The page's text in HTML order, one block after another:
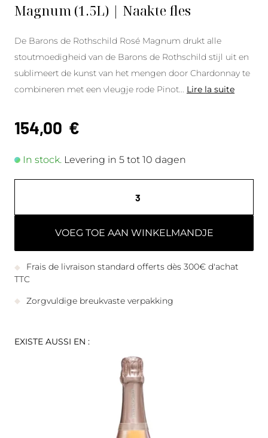
Magnum (1.5L) | Naakte fles
De Barons de Rothschild Rosé Magnum drukt alle
stoutmoedigheid van de Barons de Rothschild stijl uit en
sublimeert de kunst van het mengen door Chardonnay te
combineren met een vleugje rode Pinot
Lire la suite
154,00 €
In stock. Levering in 5 tot 10 dagen
VOEG TOE AAN WINKELMANDJE
Frais de livraison standard offerts dès 300€ d'achat
TTC
Zorgvuldige breukvaste verpakking
EXISTE AUSSI EN :